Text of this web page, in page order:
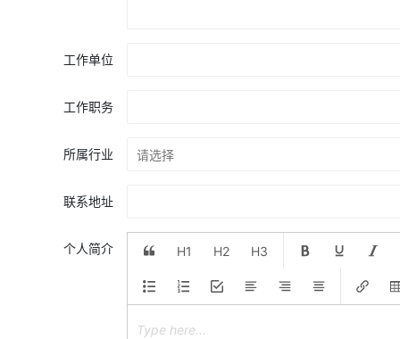
工作单位
工作职务
所属行业
联系地址
个人简介 H1 H2 H3
Type here...